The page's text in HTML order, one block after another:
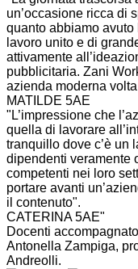
un’occasione ricca di
quanto abbiamo avuto
lavoro unito e di
attivamente
pubblicitaria. Zani
azienda moderna
MATILDE 5AE
"L’impressione che
quella di lavorare
tranquillo dove c’è un
dipendenti veramente
competenti nei loro
portare avanti
il contenuto".
CATERINA 5AE"
Docenti
Antonella Zampiga,
Andreolli.